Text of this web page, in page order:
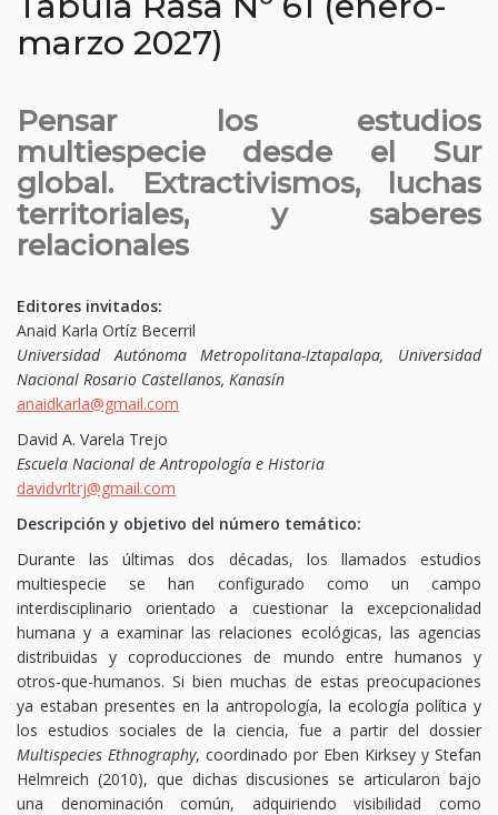
marzo 2027)
Pensar los estudios
multiespecie desde el Sur
global. Extractivismos, luchas
territoriales, y saberes
relacionales
Editores invitados:
Anaid Karla Ortíz Becerril
Universidad Autónoma Metropolitana-Iztapalapa, Universidad
Nacional Rosario Castellanos, Kanasín
anaidkarla@gmail.com
David A. Varela Trejo
Escuela Nacional de Antropología e Historia
davidvrltrj@gmail.com
Descripción y objetivo del número temático:
Durante las últimas dos décadas, los llamados estudios
multiespecie se han configurado como un campo
interdisciplinario orientado a cuestionar la excepcionalidad
humana y a examinar las relaciones ecológicas, las agencias
distribuidas y coproducciones de mundo entre humanos y
otros-que-humanos. Si bien muchas de estas preocupaciones
ya estaban presentes en la antropología, la ecología política y
los estudios sociales de la ciencia, fue a partir del dossier
Multispecies Ethnography, coordinado por Eben Kirksey y Stefan
Helmreich (2010), que dichas discusiones se articularon bajo
una denominación común, adquiriendo visibilidad como